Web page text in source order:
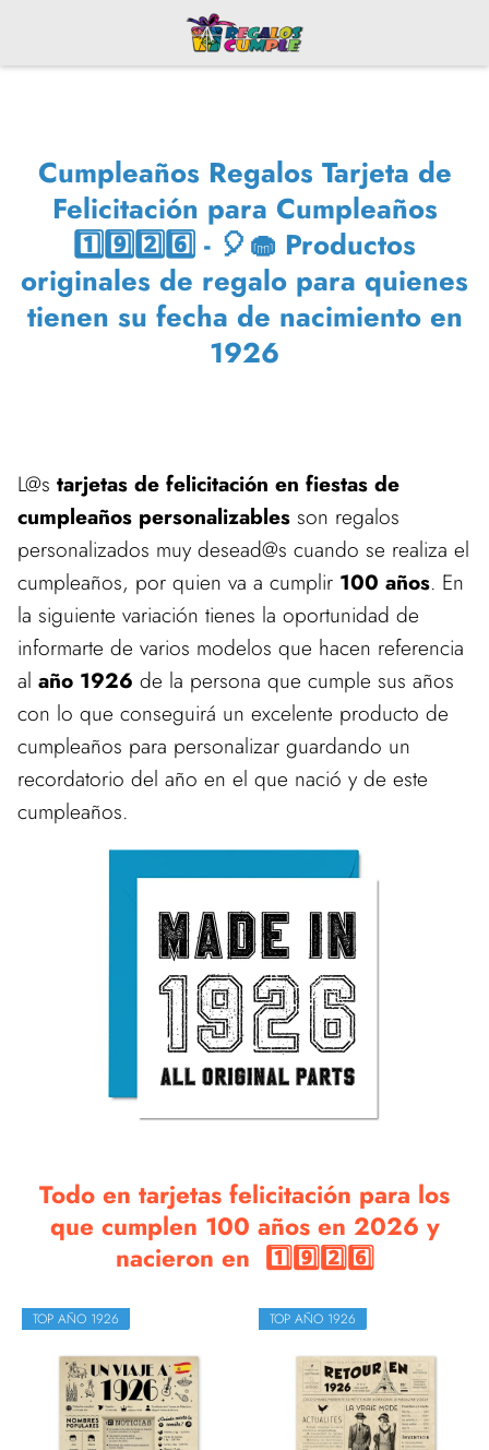
Cumpleaños Regalos Tarjeta de
Felicitación para Cumpleaños
1️⃣9️⃣2️⃣6️⃣ - 🎈🧁 Productos
originales de regalo para quienes
tienen su fecha de nacimiento en
1926
L@s tarjetas de felicitación en fiestas de
cumpleaños personalizables son regalos
personalizados muy desead@s cuando se realiza el
cumpleaños, por quien va a cumplir 100 años. En
la siguiente variación tienes la oportunidad de
informarte de varios modelos que hacen referencia
al año 1926 de la persona que cumple sus años
con lo que conseguirá un excelente producto de
cumpleaños para personalizar guardando un
recordatorio del año en el que nació y de este
cumpleaños.
Todo en tarjetas felicitación para los
que cumplen 100 años en 2026 y
nacieron en 1️⃣9️⃣2️⃣6️⃣
TOP AÑO 1926 TOP AÑO 1926